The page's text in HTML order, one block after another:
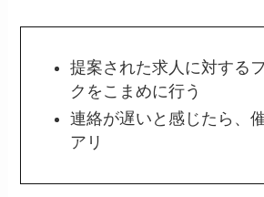
提案された求人に対する
クをこまめに行う
連絡が遅いと感じたら、
アリ